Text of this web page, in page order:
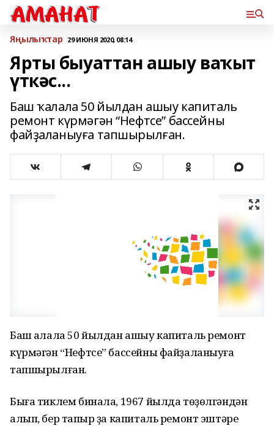
Яңылыҡтар 29 ИЮНЯ 2020, 08:14
Ярты быуаттан ашыу ваҡыт
үткәс...
Баш ҡалала 50 йылдан ашыу капиталь
ремонт күрмәгән “Нефтсе” бассейны
файҙаланыуға тапшырылған.
Баш ҡалала 50 йылдан ашыу капиталь ремонт
күрмәгән “Нефтсе” бассейны файҙаланыуға
тапшырылған.
Быға тиклем бинала, 1967 йылда төҙөлгәндән
алып, бер тапҡыр ҙа капиталь ремонт эштәре